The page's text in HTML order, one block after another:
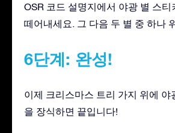
OSR 코드 설명지에서 야광 별 스티
떼어내세요. 그 다음 두 별 중 하나
6단계: 완성!
이제 크리스마스 트리 가지 위에 야
을 장식하면 끝입니다!